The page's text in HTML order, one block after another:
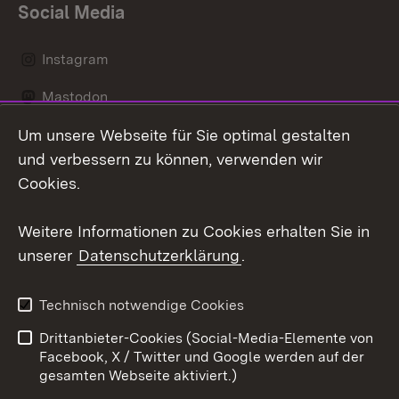
Social Media
Instagram
Mastodon
Messenger
Kontakt
Impressum
Cookies
Um unsere Webseite für Sie optimal gestalten
und verbessern zu können, verwenden wir
Cookies.
Weitere Informationen zu Cookies erhalten Sie in
unserer Datenschutzerklärung.
Technisch notwendige Cookies
Drittanbieter-Cookies (Social-Media-Elemente von
Facebook, X / Twitter und Google werden auf der
gesamten Webseite aktiviert.)